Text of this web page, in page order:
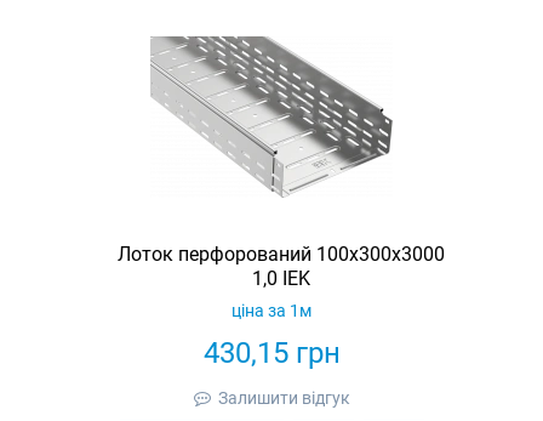
Лоток перфорований 100x300x3000
1,0 IEK
430,15грн
ціна за 1м
Залишити відгук